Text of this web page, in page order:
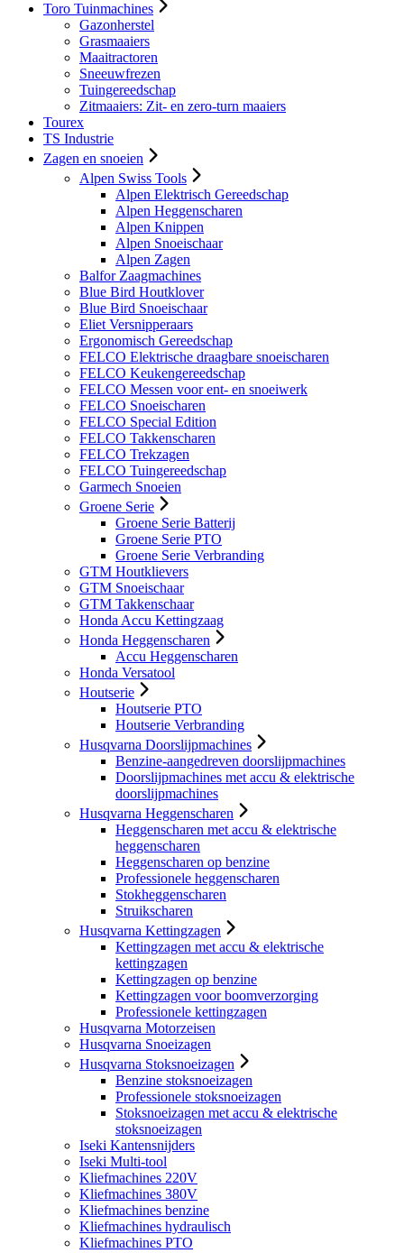
Toro Tuinmachines
Gazonherstel
Grasmaaiers
Maaitractoren
Sneeuwfrezen
Tuingereedschap
Zitmaaiers: Zit- en zero-turn maaiers
Tourex
TS Industrie
Zagen en snoeien
Alpen Swiss Tools
Alpen Elektrisch Gereedschap
Alpen Heggenscharen
Alpen Knippen
Alpen Snoeischaar
Alpen Zagen
Balfor Zaagmachines
Blue Bird Houtklover
Blue Bird Snoeischaar
Eliet Versnipperaars
Ergonomisch Gereedschap
FELCO Elektrische draagbare snoeischaren
FELCO Keukengereedschap
FELCO Messen voor ent- en snoeiwerk
FELCO Snoeischaren
FELCO Special Edition
FELCO Takkenscharen
FELCO Trekzagen
FELCO Tuingereedschap
Garmech Snoeien
Groene Serie
Groene Serie Batterij
Groene Serie PTO
Groene Serie Verbranding
GTM Houtklievers
GTM Snoeischaar
GTM Takkenschaar
Honda Accu Kettingzaag
Honda Heggenscharen
Accu Heggenscharen
Honda Versatool
Houtserie
Houtserie PTO
Houtserie Verbranding
Husqvarna Doorslijpmachines
Benzine-aangedreven doorslijpmachines
Doorslijpmachines met accu & elektrische
doorslijpmachines
Husqvarna Heggenscharen
Heggenscharen met accu & elektrische
heggenscharen
Heggenscharen op benzine
Professionele heggenscharen
Stokheggenscharen
Struikscharen
Husqvarna Kettingzagen
Kettingzagen met accu & elektrische
kettingzagen
Kettingzagen op benzine
Kettingzagen voor boomverzorging
Professionele kettingzagen
Husqvarna Motorzeisen
Husqvarna Snoeizagen
Husqvarna Stoksnoeizagen
Benzine stoksnoeizagen
Professionele stoksnoeizagen
Stoksnoeizagen met accu & elektrische
stoksnoeizagen
Iseki Kantensnijders
Iseki Multi-tool
Kliefmachines 220V
Kliefmachines 380V
Kliefmachines benzine
Kliefmachines hydraulisch
Kliefmachines PTO